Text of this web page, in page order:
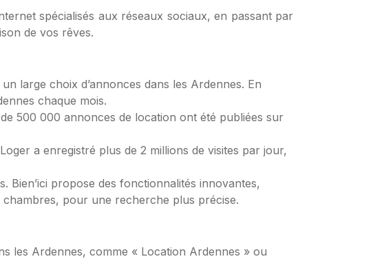
spécialisés aux réseaux sociaux, en passant par
de vos rêves.
large choix d’annonces dans les Ardennes. En
chaque mois.
500 000 annonces de location ont été publiées sur
a enregistré plus de 2 millions de visites par jour,
Bien’ici propose des fonctionnalités innovantes,
pour une recherche plus précise.
les Ardennes, comme « Location Ardennes » ou